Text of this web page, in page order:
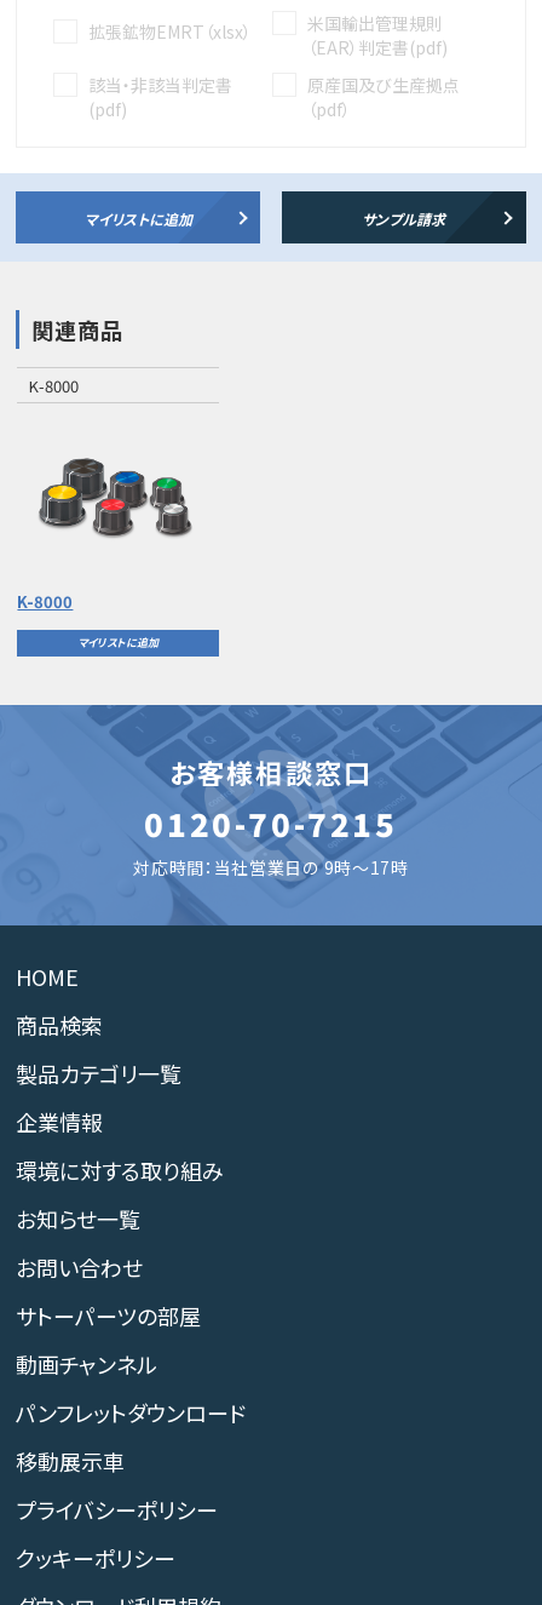
拡張鉱物EMRT（xlsx）
米国輸出管理規則
（EAR）判定書(pdf)
該当・非該当判定書
(pdf)
原産国及び生産拠点
（pdf）
マイリストに追加 サンプル請求
関連商品
K-8000
K-8000
マイリストに追加
お客様相談窓口
0120-70-7215
対応時間：当社営業日の 9時～17時
HOME
商品検索
製品カテゴリ一覧
企業情報
環境に対する取り組み
お知らせ一覧
お問い合わせ
サトーパーツの部屋
動画チャンネル
パンフレットダウンロード
移動展示車
プライバシーポリシー
クッキーポリシー